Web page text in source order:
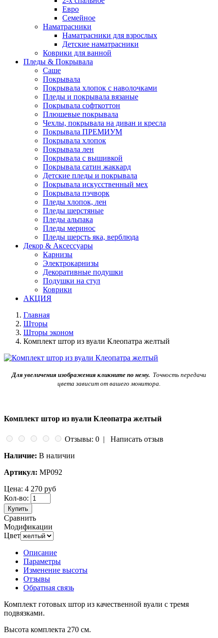
Евро
Семейное
Наматрасники
Наматрасники для взрослых
Детские наматрасники
Коврики для ванной
Пледы & Покрывала
Саше
Покрывала
Покрывала хлопок с наволочками
Пледы и покрывала вязаные
Покрывала софткоттон
Плюшевые покрывала
Чехлы, покрывала на диван и кресла
Покрывала ПРЕМИУМ
Покрывала хлопок
Покрывала лен
Покрывала с вышивкой
Покрывала сатин жаккард
Детские пледы и покрывала
Покрывала искусственный мех
Покрывала пэчворк
Пледы хлопок, лен
Пледы шерстяные
Пледы альпака
Пледы меринос
Пледы шерсть яка, верблюда
Декор & Аксессуары
Карнизы
Электрокарнизы
Декоративные подушки
Подушки на стул
Коврики
АКЦИЯ
Главная
Шторы
Шторы эконом
Комплект штор из вуали Клеопатра желтый
Для увеличения изображения кликните по нему. Точность передачи
цвета зависит от вашего монитора.
Комплект штор из вуали Клеопатра желтый
Отзывы: 0 | Написать отзыв
Наличие: В наличии
Артикул: МР092
Цена: 4 270 руб
Кол-во:
Купить
Сравнить
Модификации
Цвет
Описание
Параметры
Изменение высоты
Отзывы
Обратная связь
Комплект готовых штор из качественной вуали с тремя
подвязками.
Высота комплекта 270 см.